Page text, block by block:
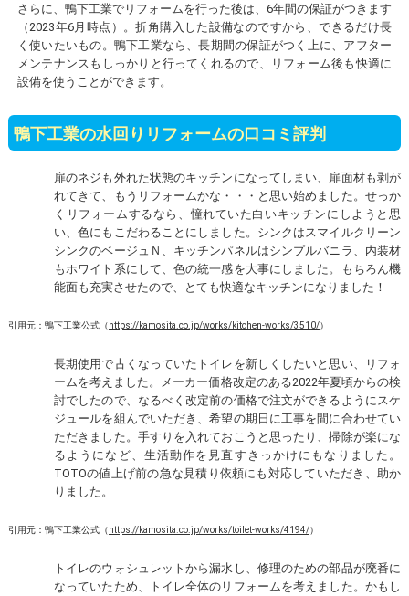
さらに、鴨下工業でリフォームを行った後は、6年間の保証がつきます
（2023年6月時点）。折角購入した設備なのですから、できるだけ長
く使いたいもの。鴨下工業なら、長期間の保証がつく上に、アフター
メンテナンスもしっかりと行ってくれるので、リフォーム後も快適に
設備を使うことができます。
鴨下工業の水回りリフォームの口コミ評判
扉のネジも外れた状態のキッチンになってしまい、扉面材も剥が
れてきて、もうリフォームかな・・・と思い始めました。せっか
くリフォームするなら、憧れていた白いキッチンにしようと思
い、色にもこだわることにしました。シンクはスマイルクリーン
シンクのベージュＮ、キッチンパネルはシンプルバニラ、内装材
もホワイト系にして、色の統一感を大事にしました。もちろん機
能面も充実させたので、とても快適なキッチンになりました！
引用元：鴨下工業公式（ https://kamosita.co.jp/works/kitchen-works/3510/）
長期使用で古くなっていたトイレを新しくしたいと思い、リフォ
ームを考えました。メーカー価格改定のある2022年夏頃からの検
討でしたので、なるべく改定前の価格で注文ができるようにスケ
ジュールを組んでいただき、希望の期日に工事を間に合わせてい
ただきました。手すりを入れておこうと思ったり、掃除が楽にな
るようになど、生活動作を見直すきっかけにもなりました。
TOTOの値上げ前の急な見積り依頼にも対応していただき、助か
りました。
引用元：鴨下工業公式（ https://kamosita.co.jp/works/toilet-works/4194/）
トイレのウォシュレットから漏水し、修理のための部品が廃番に
なっていたため、トイレ全体のリフォームを考えました。かもし